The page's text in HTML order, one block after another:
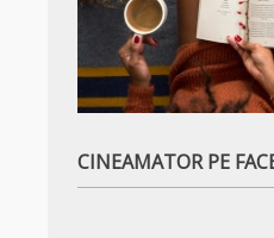
CINEAMATOR PE